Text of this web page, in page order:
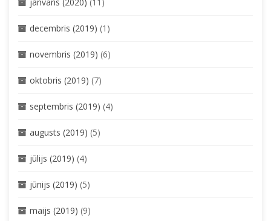
decembris (2019) (1)
novembris (2019) (6)
oktobris (2019) (7)
septembris (2019) (4)
augusts (2019) (5)
jūlijs (2019) (4)
jūnijs (2019) (5)
maijs (2019) (9)